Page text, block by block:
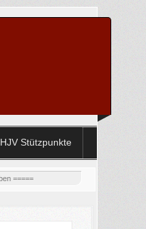
HJV Stützpunkte